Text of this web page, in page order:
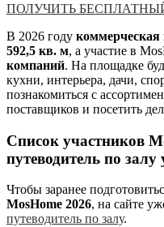
ПОЛУЧИТЬ
В 2026 году коммерческая
592,5 кв. м, а участие в
компаний. На площадке
кухни, интерьера, дачи,
познакомиться с
поставщиков и посетить
Список участников
путеводитель по
Чтобы заранее
MosHome 2026, на сайте
путеводитель по залу.